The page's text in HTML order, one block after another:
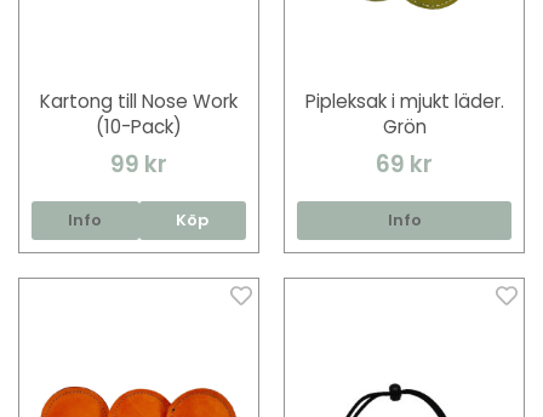
Kartong till Nose Work
(10-Pack)
99 kr
Info Köp
Pipleksak i mjukt läder.
Grön
69 kr
Info